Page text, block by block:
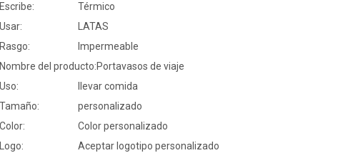
Escribe:
Térmico
Usar:
LATAS
Rasgo:
Impermeable
Nombre del producto:Portavasos de viaje
Uso:
llevar comida
Tamaño:
personalizado
Color:
Color personalizado
Logo:
Aceptar logotipo personalizado